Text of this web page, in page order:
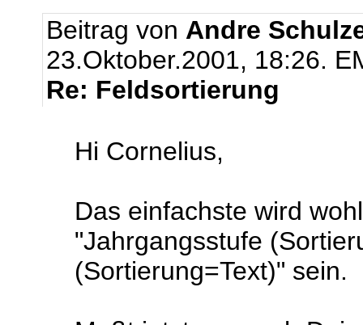
Beitrag von Andre
23.Oktober.2001, 18:26.
Re: Feldsortierung
Hi Cornelius,
Das einfachste wird
"Jahrgangsstufe
(Sortierung=Text)" sein.